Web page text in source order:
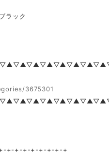
ラック
3675301
+-+-+-+-+-+-+-+